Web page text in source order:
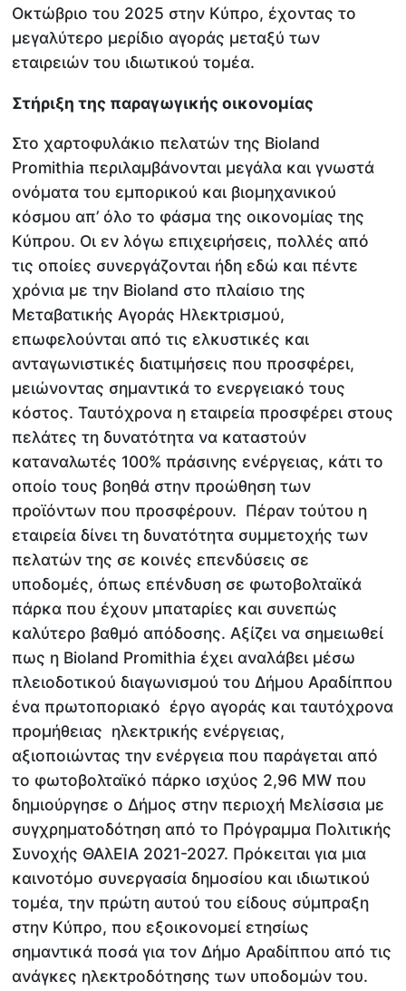
Οκτώβριο του 2025 στην Κύπρο, έχοντας το
μεγαλύτερο μερίδιο αγοράς μεταξύ των
εταιρειών του ιδιωτικού τομέα.
Στήριξη της παραγωγικής οικονομίας
Στο χαρτοφυλάκιο πελατών της Bioland
Promithia περιλαμβάνονται μεγάλα και γνωστά
ονόματα του εμπορικού και βιομηχανικού
κόσμου απ’ όλο το φάσμα της οικονομίας της
Κύπρου. Οι εν λόγω επιχειρήσεις, πολλές από
τις οποίες συνεργάζονται ήδη εδώ και πέντε
χρόνια με την Bioland στο πλαίσιο της
Μεταβατικής Αγοράς Ηλεκτρισμού,
επωφελούνται από τις ελκυστικές και
ανταγωνιστικές διατιμήσεις που προσφέρει,
μειώνοντας σημαντικά το ενεργειακό τους
κόστος. Ταυτόχρονα η εταιρεία προσφέρει στους
πελάτες τη δυνατότητα να καταστούν
καταναλωτές 100% πράσινης ενέργειας, κάτι το
οποίο τους βοηθά στην προώθηση των
προϊόντων που προσφέρουν. Πέραν τούτου η
εταιρεία δίνει τη δυνατότητα συμμετοχής των
πελατών της σε κοινές επενδύσεις σε
υποδομές, όπως επένδυση σε φωτοβολταϊκά
πάρκα που έχουν μπαταρίες και συνεπώς
καλύτερο βαθμό απόδοσης. Αξίζει να σημειωθεί
πως η Bioland Promithia έχει αναλάβει μέσω
πλειοδοτικού διαγωνισμού του Δήμου Αραδίππου
ένα πρωτοποριακό έργο αγοράς και ταυτόχρονα
προμήθειας ηλεκτρικής ενέργειας,
αξιοποιώντας την ενέργεια που παράγεται από
το φωτοβολταϊκό πάρκο ισχύος 2,96 MW που
δημιούργησε ο Δήμος στην περιοχή Μελίσσια με
συγχρηματοδότηση από το Πρόγραμμα Πολιτικής
Συνοχής ΘΑλΕΙΑ 2021-2027. Πρόκειται για μια
καινοτόμο συνεργασία δημοσίου και ιδιωτικού
τομέα, την πρώτη αυτού του είδους σύμπραξη
στην Κύπρο, που εξοικονομεί ετησίως
σημαντικά ποσά για τον Δήμο Αραδίππου από τις
ανάγκες ηλεκτροδότησης των υποδομών του.